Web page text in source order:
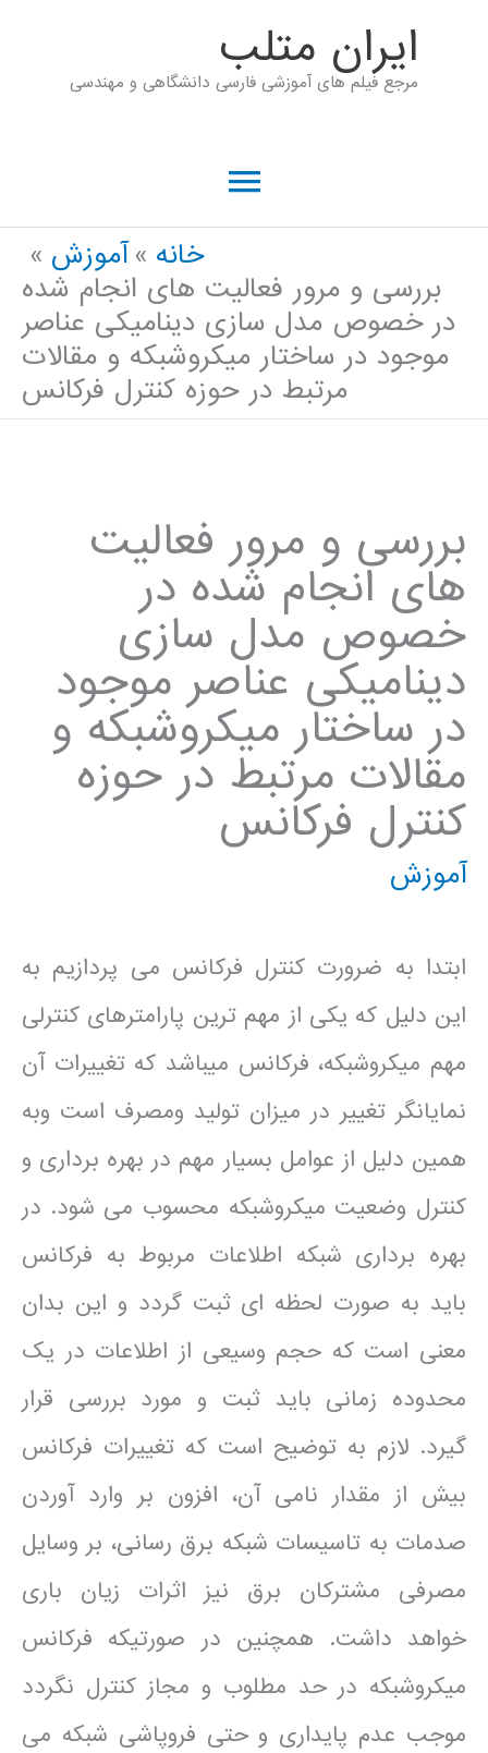
ايران متلب
مرجع فیلم های آموزشی فارسی دانشگاهی و مهندسی
فهرست
اصلی
خانه
آموزش
بررسی و مرور فعالیت های انجام شده
در خصوص مدل سازی دینامیکی عناصر
موجود در ساختار میکروشبکه و مقالات
مرتبط در حوزه کنترل فرکانس
بررسی و مرور فعالیت
های انجام شده در
خصوص مدل سازی
دینامیکی عناصر موجود
در ساختار میکروشبکه و
مقالات مرتبط در حوزه
کنترل فرکانس
آموزش
ابتدا به ضرورت کنترل فرکانس می پردازیم به
این دلیل که یکی از مهم ترین پارامترهای کنترلی
مهم میکروشبکه، فرکانس می­باشد که تغییرات آن
نمایان­گر تغییر در میزان تولید ومصرف است وبه
همین دلیل از عوامل بسیار مهم در بهره برداری و
کنترل وضعیت میکروشبکه محسوب می شود. در
بهره برداری شبکه اطلاعات مربوط به فرکانس
باید به صورت لحظه ای ثبت گردد و این بدان
معنی است که حجم وسیعی از اطلاعات در یک
محدوده زمانی باید ثبت و مورد بررسی قرار
گیرد. لازم به توضیح است که تغییرات فرکانس
بیش از مقدار نامی آن، افزون بر وارد آوردن
صدمات به تاسیسات شبکه برق رسانی، بر وسایل
مصرفی مشترکان برق نیز اثرات زیان باری
خواهد داشت. همچنین در صورتی­که فرکانس
میکروشبکه در حد مطلوب و مجاز کنترل نگردد
موجب عدم پایداری و حتی فروپاشی شبکه می